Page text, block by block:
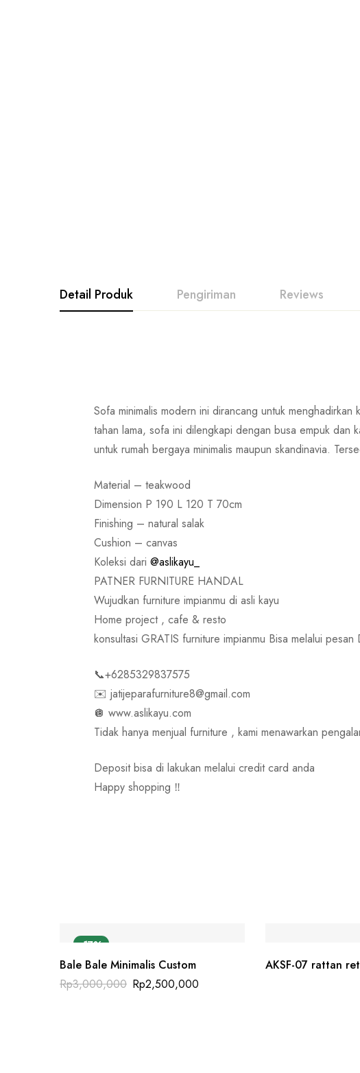
Detail Produk Pengiriman Reviews
Sofa minimalis modern ini dirancang untuk
tahan lama, sofa ini dilengkapi dengan busa empuk dan
untuk rumah bergaya minimalis maupun skandinavia.
Material – teakwood
Dimension P 190 L 120 T 70cm
Finishing – natural salak
Cushion – canvas
Koleksi dari @aslikayu_
PATNER FURNITURE HANDAL
Wujudkan furniture impianmu di asli kayu
Home project , cafe & resto
konsultasi GRATIS furniture impianmu Bisa melalui
📞+6285329837575
✉️ jatijeparafurniture8@gmail.com
🪩 www.aslikayu.com
Tidak hanya menjual furniture , kami menawarkan
Deposit bisa di lakukan melalui credit card anda
Happy shopping ‼️
-17%
Bale Bale Minimalis Custom
Rp3,000,000 Harga
aslinya
Rp2,500,000
AKSF-07 rattan